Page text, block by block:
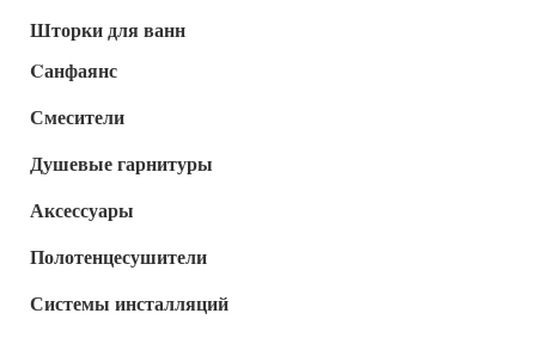
Шторки для ванн
Cанфаянс
Смесители
Душевые гарнитуры
Аксессуары
Полотенцесушители
Системы инсталляций